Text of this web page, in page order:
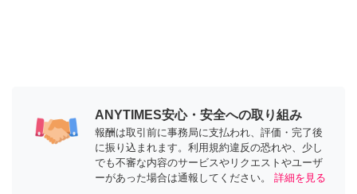
ANYTIMES安心・安全への取り組み
報酬は取引前に事務局に支払われ、評価・完了後
に振り込まれます。利用規約違反の恐れや、少し
でも不審な内容のサービスやリクエストやユーザ
ーがあった場合は通報してください。
詳細を見る